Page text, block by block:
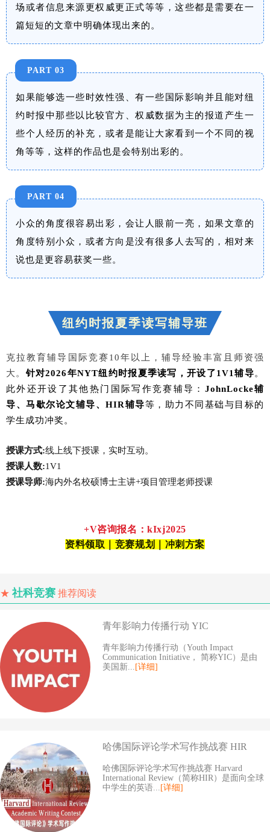
场或者信息来源更权威更正式等等，这些都是需要在一
篇短短的文章中明确体现出来的。
PART 03
如果能够选一些时效性强、有一些国际影响并且能对纽
约时报中那些以比较官方、权威数据为主的报道产生一
些个人经历的补充，或者是能让大家看到一个不同的视
角等等，这样的作品也是会特别出彩的。
PART 04
小众的角度很容易出彩，会让人眼前一亮，如果文章的
角度特别小众，或者方向是没有很多人去写的，相对来
说也是更容易获奖一些。
纽约时报夏季读写辅导班
克拉教育辅导国际竞赛10年以上，辅导经验丰富且师资强
大。针对2026年NYT纽约时报夏季读写，开设了1V1辅导。
此外还开设了其他热门国际写作竞赛辅导： JohnLocke辅
导、马歇尔论文辅导、HIR辅导等，助力不同基础与目标的
学生成功冲奖。
授课方式:线上线下授课，实时互动。
授课人数:1V1
授课导师:海内外名校硕博士主讲+项目管理老师授课
+V咨询报名：kIxj2025
资料领取｜竞赛规划｜冲刺方案
★ 社科竞赛 推荐阅读
青年影响力传播行动 YIC
青年影响力传播行动（Youth Impact
Communication Initiative， 简称YIC）是由
美国新... [详细]
哈佛国际评论学术写作挑战赛 HIR
哈佛国际评论学术写作挑战赛 Harvard
International Review（简称HIR）是面向全球
中学生的英语... [详细]